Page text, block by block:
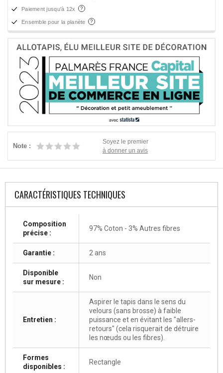
Paiement jusqu'à 12x
Ensemble pour la planète
Note :
Soyez le premier
à donner un avis
CARACTÉRISTIQUES TECHNIQUES
Composition
précise :
97% Coton - 3% Autres fibres
Garantie : 2 ans
Disponible
sur mesure :
Non
Entretien :
Aspirer le tapis dans le sens du
velours (sans brosse) à faible
puissance et en évitant les "allers-
retours" (cela risquerait de détruire
les nœuds ou les fibres).
Formes
disponibles :
Rectangle